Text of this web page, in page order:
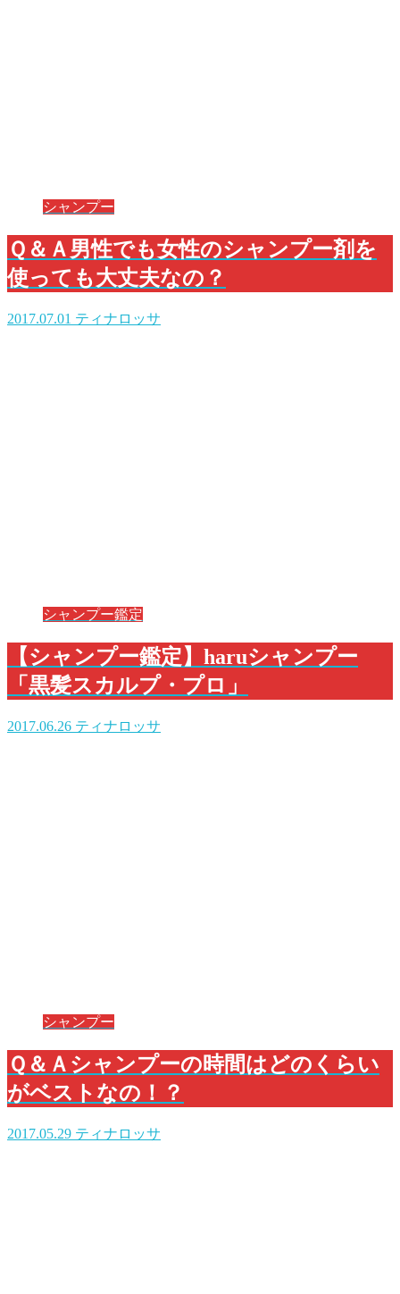
シャンプー
Ｑ＆Ａ男性でも女性のシャンプー剤を
使っても大丈夫なの？
2017.07.01 ティナロッサ
シャンプー鑑定
【シャンプー鑑定】haruシャンプー
「黒髪スカルプ・プロ」
2017.06.26 ティナロッサ
シャンプー
Ｑ＆Ａシャンプーの時間はどのくらい
がベストなの！？
2017.05.29 ティナロッサ